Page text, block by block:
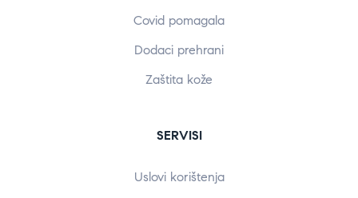
Covid pomagala
Dodaci prehrani
Zaštita kože
SERVISI
Uslovi korištenja